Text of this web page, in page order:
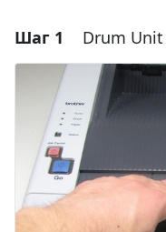
Шаг 1 Drum